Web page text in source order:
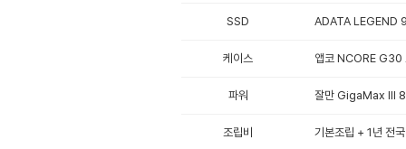
SSD ADATA LEGEND
케이스 앱코 NCORE G30
파워 잘만 GigaMax III
조립비 기본조립 + 1년 전